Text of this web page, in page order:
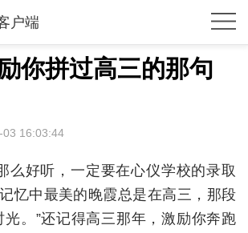
户端
你拼过高三的那句
03 16:03:44
么好听，一定要在心仪学校的录取
忆中最美的晚霞总是在高三，那段
光。”还记得高三那年，激励你奔跑